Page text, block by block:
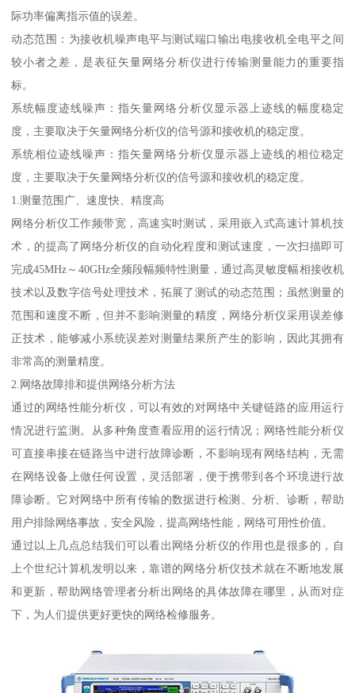
际功率偏离指示值的误差。
动态范围：为接收机噪声电平与测试端口输出电接收机全电平之间
较小者之差，是表征矢量网络分析仪进行传输测量能力的重要指
标。
系统幅度迹线噪声：指矢量网络分析仪显示器上迹线的幅度稳定
度，主要取决于矢量网络分析仪的信号源和接收机的稳定度。
系统相位迹线噪声：指矢量网络分析仪显示器上迹线的相位稳定
度，主要取决于矢量网络分析仪的信号源和接收机的稳定度。
1.测量范围广、速度快、精度高
网络分析仪工作频带宽，高速实时测试，采用嵌入式高速计算机技
术，的提高了网络分析仪的自动化程度和测试速度，一次扫描即可
完成45MHz～40GHz全频段幅频特性测量，通过高灵敏度幅相接收机
技术以及数字信号处理技术，拓展了测试的动态范围；虽然测量的
范围和速度不断，但并不影响测量的精度，网络分析仪采用误差修
正技术，能够减小系统误差对测量结果所产生的影响，因此其拥有
非常高的测量精度。
2.网络故障排和提供网络分析方法
通过的网络性能分析仪，可以有效的对网络中关键链路的应用运行
情况进行监测。从多种角度查看应用的运行情况；网络性能分析仪
可直接串接在链路当中进行故障诊断，不影响现有网络结构，无需
在网络设备上做任何设置，灵活部署，便于携带到各个环境进行故
障诊断。它对网络中所有传输的数据进行检测、分析、诊断，帮助
用户排除网络事故，安全风险，提高网络性能，网络可用性价值。
通过以上几点总结我们可以看出网络分析仪的作用也是很多的，自
上个世纪计算机发明以来，靠谱的网络分析仪技术就在不断地发展
和更新，帮助网络管理者分析出网络的具体故障在哪里，从而对症
下，为人们提供更好更快的网络检修服务。